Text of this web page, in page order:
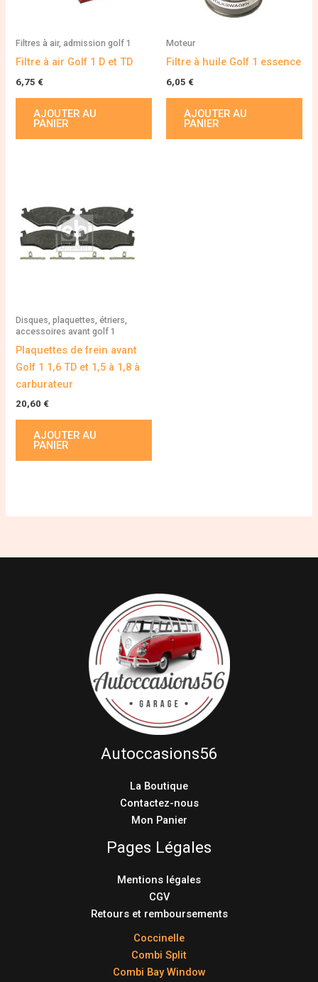
Filtres à air, admission golf 1
Filtre à air Golf 1 D et TD
6,75 €
AJOUTER AU
PANIER
Moteur
Filtre à huile Golf 1 essence
6,05 €
AJOUTER AU
PANIER
Disques, plaquettes, étriers,
accessoires avant golf 1
Plaquettes de frein avant
Golf 1 1,6 TD et 1,5 à 1,8 à
carburateur
20,60 €
AJOUTER AU
PANIER
Autoccasions56
La Boutique
Contactez-nous
Mon Panier
Pages Légales
Mentions légales
CGV
Retours et remboursements
Coccinelle
Combi Split
Combi Bay Window